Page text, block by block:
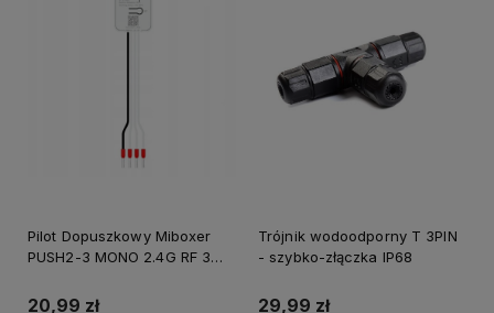
Pilot Dopuszkowy Miboxer
PUSH2-3 MONO 2.4G RF 3
20,99 zł
Trójnik wodoodporny T 3PIN
- szybko-złączka IP68
29,99 zł